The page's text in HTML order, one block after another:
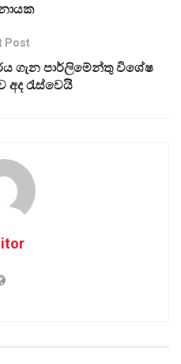
Post
ගැන පාර්ලිමේන්තු විශේෂ
අද රැස්වෙයි